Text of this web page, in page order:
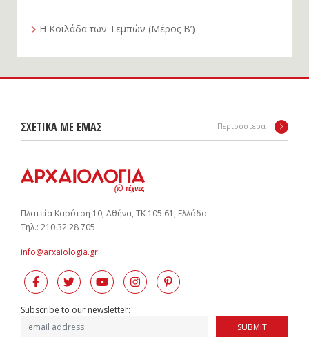
Η Κοιλάδα των Τεμπών (Μέρος Β’)
ΣΧΕΤΙΚΑ ΜΕ ΕΜΑΣ Περισσότερα
Πλατεία Καρύτση 10, Αθήνα, ΤΚ 105 61, Ελλάδα
Tηλ.: 210 32 28 705
info@arxaiologia.gr
Subscribe to our newsletter:
SUBMIT